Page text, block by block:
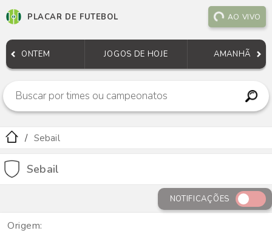
PLACAR DE FUTEBOL AO VIVO
ONTEM JOGOS DE HOJE AMANHÃ
Sebail
Sebail
NOTIFICAÇÕES
Origem: